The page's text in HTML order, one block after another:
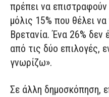
πρέπει να
μόλις 15% που θέλει
Βρετανία. Ένα 26% δεν
από τις δύο επιλογές,
γνωρίζω».
Σε άλλη δημοσκόπηση,